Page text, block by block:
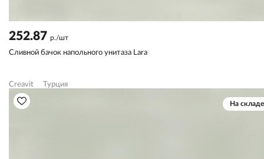
252.87 р./шт
Сливной бачок напольного унитаза Lara
Creavit Турция
На складе